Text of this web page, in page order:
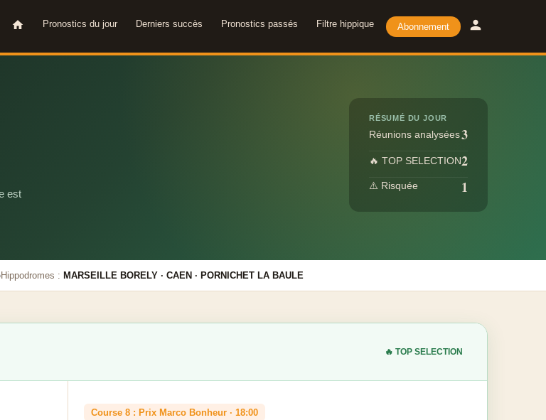
Pronostics du jour Derniers succès Pronostics passés Filtre hippique Abonnement
est
RÉSUMÉ DU JOUR
Réunions analysées3
🔥 TOP SELECTION2
⚠️ Risquée 1
Hippodromes : MARSEILLE BORELY · CAEN · PORNICHET LA BAULE
🔥 TOP SELECTION
Course 8 : Prix Marco Bonheur · 18:00